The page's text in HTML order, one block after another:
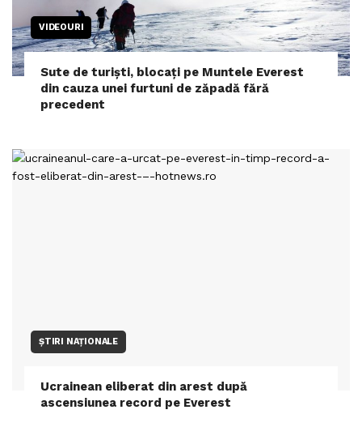
VIDEOURI
Sute de turiști, blocați pe Muntele Everest
din cauza unei furtuni de zăpadă fără
precedent
ȘTIRI NAȚIONALE
Ucrainean eliberat din arest după
ascensiunea record pe Everest